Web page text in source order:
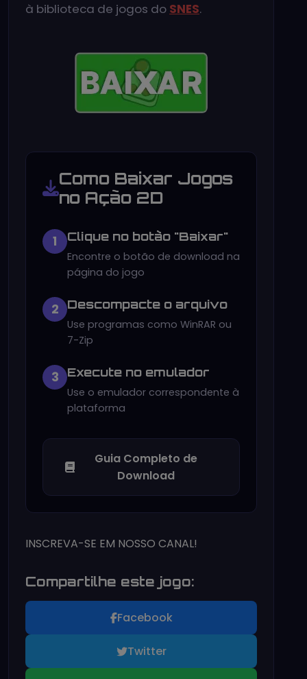
à biblioteca de jogos do SNES.
Como Baixar Jogos
no Ação 2D
1 Clique no botão "Baixar"
Encontre o botão de download na
página do jogo
2 Descompacte o arquivo
Use programas como WinRAR ou
7-Zip
3 Execute no emulador
Use o emulador correspondente à
plataforma
Guia Completo de
Download
INSCREVA-SE EM NOSSO CANAL!
Compartilhe este jogo:
Facebook
Twitter